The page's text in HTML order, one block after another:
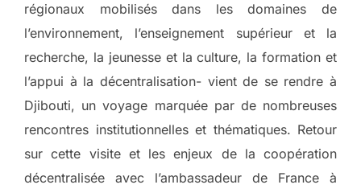
régionaux mobilisés dans les domaines de
l’environnement, l’enseignement supérieur et la
recherche, la jeunesse et la culture, la formation et
l’appui à la décentralisation- vient de se rendre à
Djibouti, un voyage marquée par de nombreuses
rencontres institutionnelles et thématiques. Retour
sur cette visite et les enjeux de la coopération
décentralisée avec l’ambassadeur de France à